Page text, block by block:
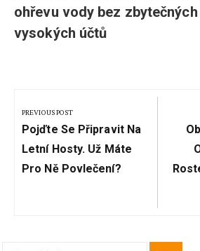
ohřevu vody bez
vysokých účtů
pro
příspěvek
PREVIOUS POST
Previous
Post:
Pojďte Se Připravit Na
Letní Hosty. Už Máte
Pro Ně Povlečení?